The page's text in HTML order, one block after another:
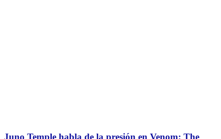
Juno Temple habla de la presión en Venom: The